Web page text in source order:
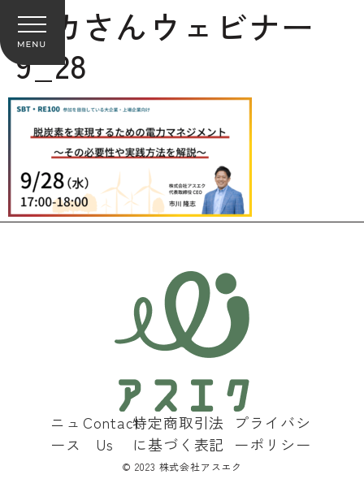
タカさんウェビナー
9_28
ニュ
ース
Contact
Us
特定商取引法
に基づく表記
プライバシ
ーポリシー
©︎ 2023 株式会社アスエク